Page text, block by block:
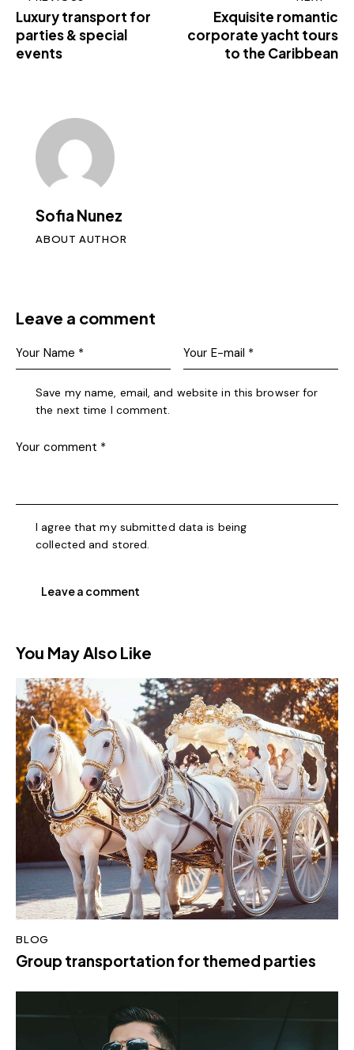
Luxury transport for
parties & special
events
Exquisite romantic
corporate yacht tours
to the Caribbean
Sofia Nunez
ABOUT AUTHOR
Leave a comment
Save my name, email, and website in this browser for
the next time I comment.
I agree that my submitted data is being
collected and stored.
You May Also Like
BLOG
Group transportation for themed parties